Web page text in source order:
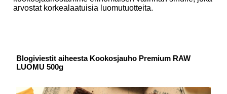
arvostat korkealaatuisia luomutuotteita.
Blogiviestit aiheesta Kookosjauho Premium RAW
LUOMU 500g